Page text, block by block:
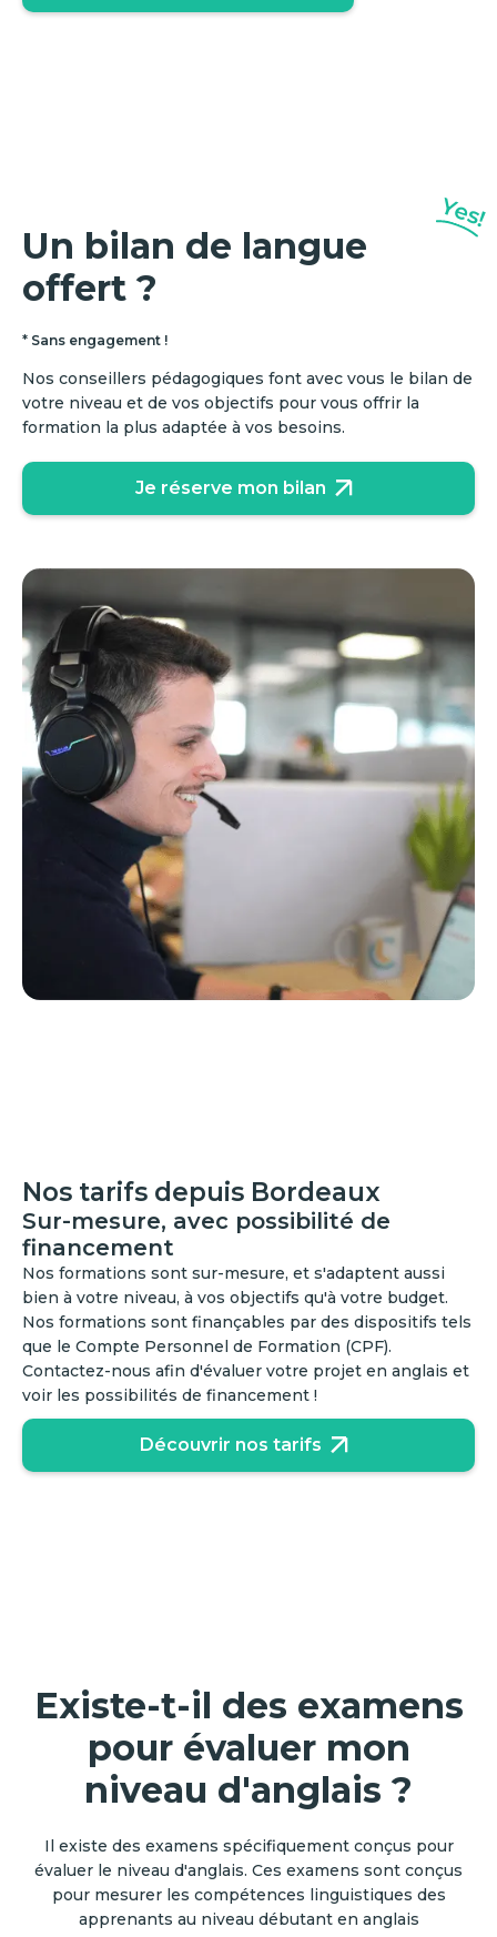
Un bilan de langue
offert ?
* Sans engagement !
Nos conseillers pédagogiques font avec vous le bilan de
votre niveau et de vos objectifs pour vous offrir la
formation la plus adaptée à vos besoins.
Je réserve mon bilan
Yes!
Nos tarifs depuis Bordeaux
Sur-mesure, avec possibilité de
financement
Nos formations sont sur-mesure, et s'adaptent aussi
bien à votre niveau, à vos objectifs qu'à votre budget.
Nos formations sont finançables par des dispositifs tels
que le Compte Personnel de Formation (CPF).
Contactez-nous afin d'évaluer votre projet en anglais et
voir les possibilités de financement !
Découvrir nos tarifs
Existe-t-il des examens
pour évaluer mon
niveau d'anglais ?
Il existe des examens spécifiquement conçus pour
évaluer le niveau d'anglais. Ces examens sont conçus
pour mesurer les compétences linguistiques des
apprenants au niveau débutant en anglais